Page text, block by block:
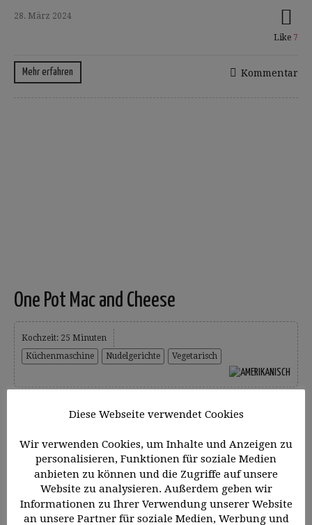
28. März 2024
Like 7
Mehr erfahren Kommentar
One Pot Mac and Cheese
Kochzeit: 25 Minuten
Küchenmaschine
Nudelgerichte Vegetarisch
etwas länger folgt, der kennt bestimmt mein
Herrlich würzige, cremige Käsemakkaroni, wie man
sie sonst...
15. Oktober 2023
Diese Webseite verwendet Cookies
Wir verwenden Cookies, um Inhalte und Anzeigen zu
personalisieren, Funktionen für soziale Medien
anbieten zu können und die Zugriffe auf unsere
Website zu analysieren. Außerdem geben wir
Informationen zu Ihrer Verwendung unserer Website
an unsere Partner für soziale Medien, Werbung und